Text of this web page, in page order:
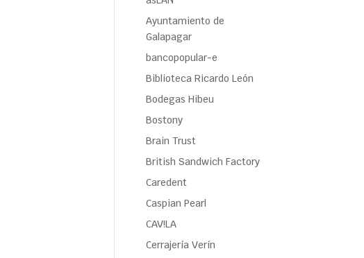
Ayuntamiento de
Galapagar
bancopopular-e
Biblioteca Ricardo León
Bodegas Hibeu
Bostony
Brain Trust
British Sandwich Factory
Caredent
Caspian Pearl
CAV!LA
Cerrajería Verín